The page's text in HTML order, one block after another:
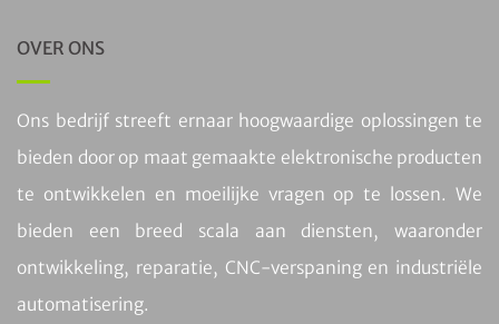
OVER ONS
Ons bedrijf streeft ernaar hoogwaardige oplossingen te
bieden door op maat gemaakte elektronische producten
te ontwikkelen en moeilijke vragen op te lossen. We
bieden een breed scala aan diensten, waaronder
ontwikkeling, reparatie, CNC-verspaning en industriële
automatisering.